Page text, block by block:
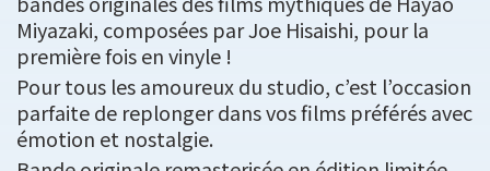
Miyazaki, composées par Joe Hisaishi, pour la
première fois en vinyle !
Pour tous les amoureux du studio, c’est l’occasion
parfaite de replonger dans vos films préférés avec
émotion et nostalgie.